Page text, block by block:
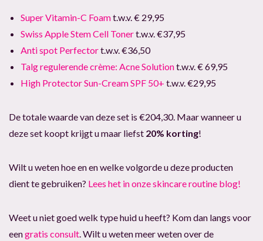
Super Vitamin-C Foamt.w.v. € 29,95
Swiss Apple Stem Cell Tonert.w.v. €37,95
Anti spot Perfectort.w.v. €36,50
Talg regulerende crème: Acne Solutiont.w.v. € 69,95
High Protector Sun-Cream SPF 50+ t.w.v. €29,95
De totale waarde van deze set is €204,30. Maar wanneer u
deze set koopt krijgt u maar liefst 20% korting!
Wilt u weten hoe en en welke volgorde u deze producten
dient te gebruiken? Lees het in onze skincare routine blog!
Weet u niet goed welk type huid u heeft? Kom dan langs voor
eengratis consult. Wilt u weten meer weten over de